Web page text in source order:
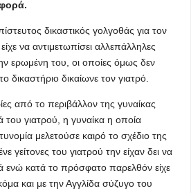
δικαστικός γολγοθάς για τον
να αντιμετωπίσει αλλεπάλληλες
ερωμένη του, οι οποίες όμως δεν
δικαστήριο δικαίωνε τον γιατρό.
από το περιβάλλον της γυναίκας
του γιατρού, η γυναίκα η οποία
μελετούσε καιρό το σχέδιο της
γείτονες του γιατρού την είχαν δει να
ενώ κατά το πρόσφατο παρελθόν είχε
και με την Αγγλίδα σύζυγο του